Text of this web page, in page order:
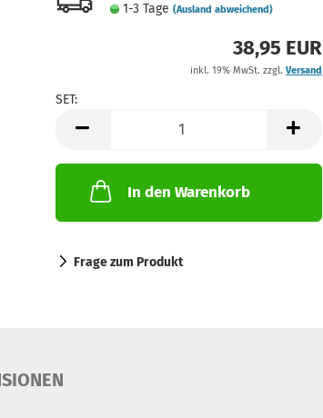
1-3 Tage (Ausland abweichend)
38,95 EUR
inkl. 19% MwSt. zzgl. Versand
SET:
In den Warenkorb
Frage zum Produkt